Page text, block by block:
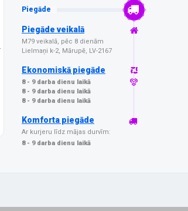
Piegāde
Piegāde veikalā
M79 veikalā, pēc 8 dienām
Lielmaņi k-2, Mārupē, LV-2167
Ekonomiskā piegāde
8 - 9 darba dienu laikā
8 - 9 darba dienu laikā
8 - 9 darba dienu laikā
Komforta piegāde
Ar kurjeru līdz mājas durvīm:
8 - 9 darba dienu laikā